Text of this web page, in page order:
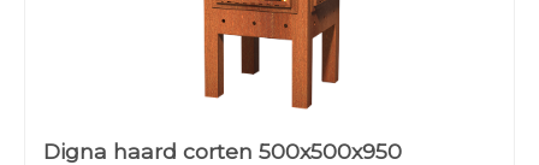
Digna haard corten 500x500x950